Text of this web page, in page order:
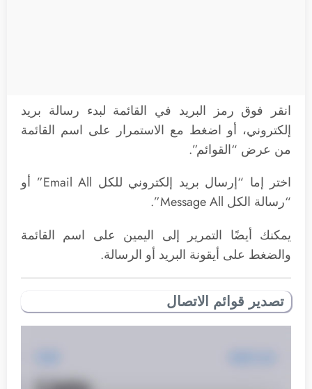
انقر فوق رمز البريد في القائمة لبدء رسالة بريد
إلكتروني، أو اضغط مع الاستمرار على اسم القائمة
من عرض “القوائم”.
اختر إما “إرسال بريد إلكتروني للكل Email All” أو
“رسالة الكل Message All”.
يمكنك أيضًا التمرير إلى اليمين على اسم القائمة
والضغط على أيقونة البريد أو الرسالة.
تصدير قوائم الاتصال